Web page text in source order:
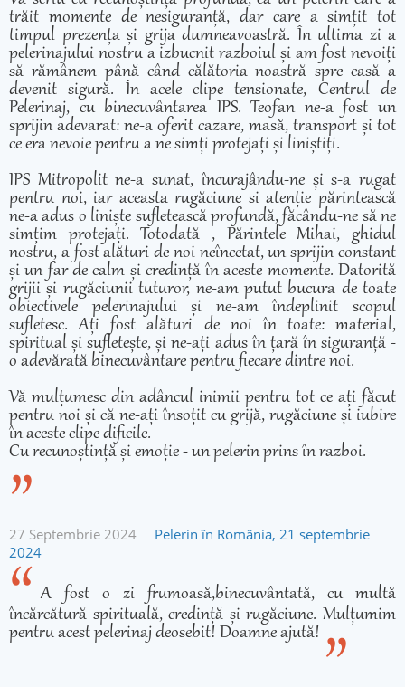
trăit momente de nesiguranță, dar care a simțit tot
timpul prezența și grija dumneavoastră. În ultima zi a
pelerinajului nostru a izbucnit razboiul și am fost nevoiți
să rămânem până când călătoria noastră spre casă a
devenit sigură. În acele clipe tensionate, Centrul de
Pelerinaj, cu binecuvântarea IPS. Teofan ne-a fost un
sprijin adevarat: ne-a oferit cazare, masă, transport și tot
ce era nevoie pentru a ne simți protejați și liniștiți.
IPS Mitropolit ne-a sunat, încurajându-ne și s-a rugat
pentru noi, iar aceasta rugăciune si atenție părintească
ne-a adus o liniște sufletească profundă, făcându-ne să ne
simțim protejați. Totodată , Părintele Mihai, ghidul
nostru, a fost alături de noi neîncetat, un sprijin constant
și un far de calm și credință în aceste momente. Datorită
grijii și rugăciunii tuturor, ne-am putut bucura de toate
obiectivele pelerinajului și ne-am îndeplinit scopul
sufletesc. Ați fost alături de noi în toate: material,
spiritual și sufletește, și ne-ați adus în țară în siguranță -
o adevărată binecuvântare pentru fiecare dintre noi.
Vă mulțumesc din adâncul inimii pentru tot ce ați făcut
pentru noi și că ne-ați însoțit cu grijă, rugăciune și iubire
în aceste clipe dificile.
Cu recunoștință și emoție - un pelerin prins în razboi.
27 Septembrie 2024
Pelerin în România, 21 septembrie
2024
A fost o zi frumoasă,binecuvântată, cu multă
încărcătură spirituală, credință și rugăciune. Mulțumim
pentru acest pelerinaj deosebit! Doamne ajută!